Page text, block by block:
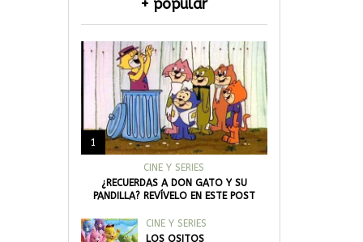
+ popular
1
CINE Y SERIES
¿RECUERDAS A DON GATO Y SU
PANDILLA? REVÍVELO EN ESTE POST
CINE Y SERIES
LOS OSITOS